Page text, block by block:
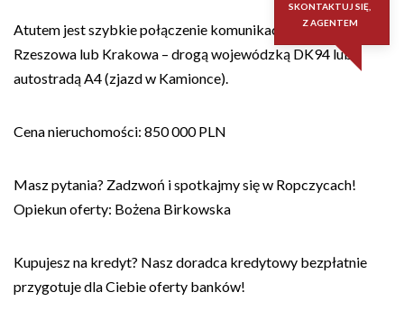
Atutem jest szybkie połączenie komunikacyjne w stronę
Rzeszowa lub Krakowa – drogą wojewódzką DK94 lub
autostradą A4 (zjazd w Kamionce).
Cena nieruchomości: 850 000 PLN
Masz pytania? Zadzwoń i spotkajmy się w Ropczycach!
Opiekun oferty: Bożena Birkowska
Kupujesz na kredyt? Nasz doradca kredytowy bezpłatnie
przygotuje dla Ciebie oferty banków!
SKONTAKTUJ SIĘ,
Z AGENTEM